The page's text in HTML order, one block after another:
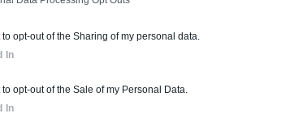
to opt-out of the Sharing of my personal data.
In
to opt-out of the Sale of my Personal Data.
In